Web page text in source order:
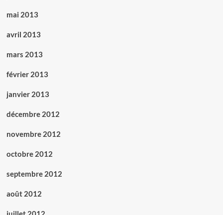
mai 2013
avril 2013
mars 2013
février 2013
janvier 2013
décembre 2012
novembre 2012
octobre 2012
septembre 2012
août 2012